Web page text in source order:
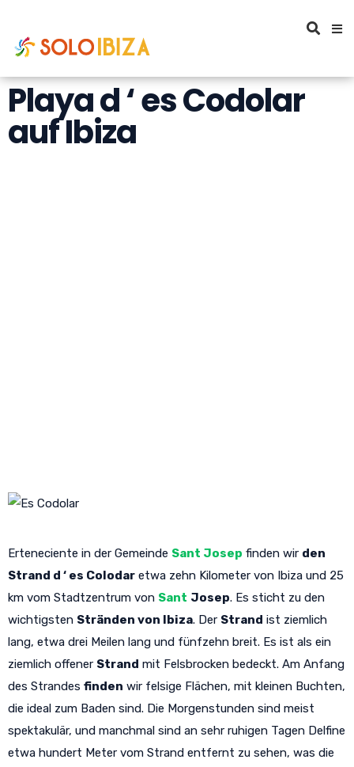
Playa d ‘ es Codolar
auf Ibiza
Erteneciente in der Gemeinde Sant Josep finden wir den
Strand d ‘ es Colodar etwa zehn Kilometer von Ibiza und 25
km vom Stadtzentrum von Sant Josep. Es sticht zu den
wichtigsten Stränden von Ibiza. Der Strand ist ziemlich
lang, etwa drei Meilen lang und fünfzehn breit. Es ist als ein
ziemlich offener Strand mit Felsbrocken bedeckt. Am Anfang
des Strandes finden wir felsige Flächen, mit kleinen Buchten,
die ideal zum Baden sind. Die Morgenstunden sind meist
spektakulär, und manchmal sind an sehr ruhigen Tagen Delfine
etwa hundert Meter vom Strand entfernt zu sehen, was die